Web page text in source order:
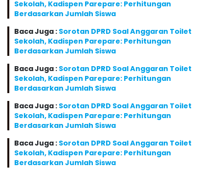
Sekolah, Kadispen Parepare: Perhitungan
Berdasarkan Jumlah Siswa
Baca Juga : Sorotan DPRD Soal Anggaran Toilet
Sekolah, Kadispen Parepare: Perhitungan
Berdasarkan Jumlah Siswa
Baca Juga : Sorotan DPRD Soal Anggaran Toilet
Sekolah, Kadispen Parepare: Perhitungan
Berdasarkan Jumlah Siswa
Baca Juga : Sorotan DPRD Soal Anggaran Toilet
Sekolah, Kadispen Parepare: Perhitungan
Berdasarkan Jumlah Siswa
Baca Juga : Sorotan DPRD Soal Anggaran Toilet
Sekolah, Kadispen Parepare: Perhitungan
Berdasarkan Jumlah Siswa